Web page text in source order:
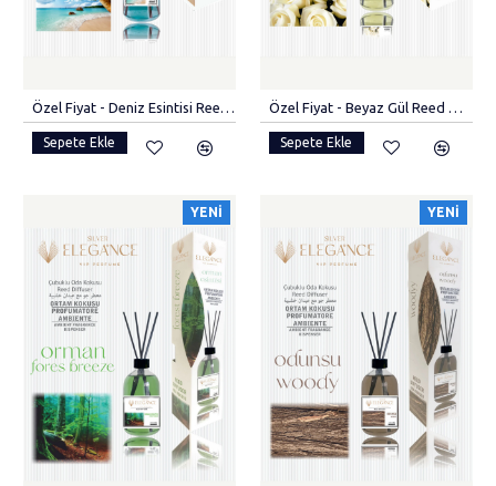
Sepete Ekle Sepete Ekle
YENI YENI